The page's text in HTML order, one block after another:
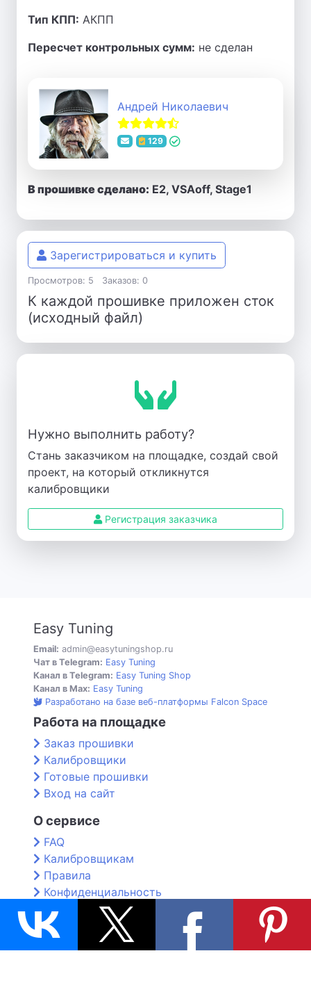
Тип КПП: АКПП
Пересчет контрольных сумм: не сделан
Андрей Николаевич
129
В прошивке сделано: E2, VSAoff, Stage1
Зарегистрироваться и купить
Просмотров: 5 Заказов: 0
К каждой прошивке приложен сток
(исходный файл)
Нужно выполнить работу?
Стань заказчиком на площадке, создай свой
проект, на который откликнутся
калибровщики
Регистрация заказчика
Easy Tuning
Email: admin@easytuningshop.ru
Чат в Telegram: Easy Tuning
Канал в Telegram: Easy Tuning Shop
Канал в Max: Easy Tuning
Разработано на базе веб-платформы Falcon Space
Работа на площадке
Заказ прошивки
Калибровщики
Готовые прошивки
Вход на сайт
О сервисе
FAQ
Калибровщикам
Правила
Конфиденциальность
Контакты